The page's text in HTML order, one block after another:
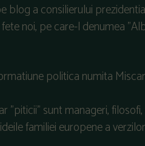
a consilierului
noi, pe care-l denumea
politica numita
"piticii" sunt manageri,
familiei europene a